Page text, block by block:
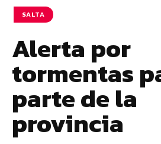
SALTA
Alerta por
tormentas
parte de la
provincia